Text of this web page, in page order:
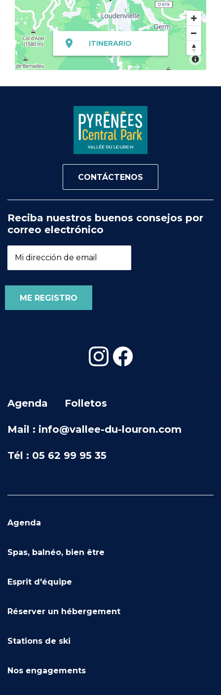
ITINERARIO
CONTÁCTENOS
Reciba nuestros buenos consejos por
correo electrónico
Agenda Folletos
Mail : info@vallee-du-louron.com
Tél : 05 62 99 95 35
Agenda
Spas, balnéo, bien être
Esprit d'équipe
Réserver un hébergement
Stations de ski
Nos engagements